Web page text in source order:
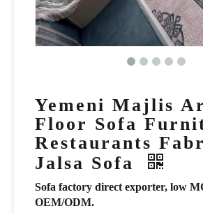
Yemeni Majlis
Floor Sofa
Restaurants
Jalsa Sofa
Sofa factory direct exporter, low
OEM/ODM.